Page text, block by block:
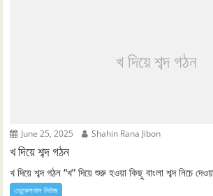
খ দিয়ে শব্দ গঠন
June 25, 2025 Shahin Rana Jibon
খ দিয়ে শব্দ গঠন
খ দিয়ে শব্দ গঠন “খ” দিয়ে শুরু হওয়া কিছু বাংলা শব্দ নিচে
এডুকেশনাল নিউজ